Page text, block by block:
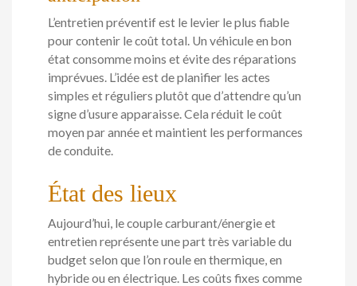
L’entretien préventif est le levier le plus fiable
pour contenir le coût total. Un véhicule en bon
état consomme moins et évite des réparations
imprévues. L’idée est de planifier les actes
simples et réguliers plutôt que d’attendre qu’un
signe d’usure apparaisse. Cela réduit le coût
moyen par année et maintient les performances
de conduite.
État des lieux
Aujourd’hui, le couple carburant/énergie et
entretien représente une part très variable du
budget selon que l’on roule en thermique, en
hybride ou en électrique. Les coûts fixes comme